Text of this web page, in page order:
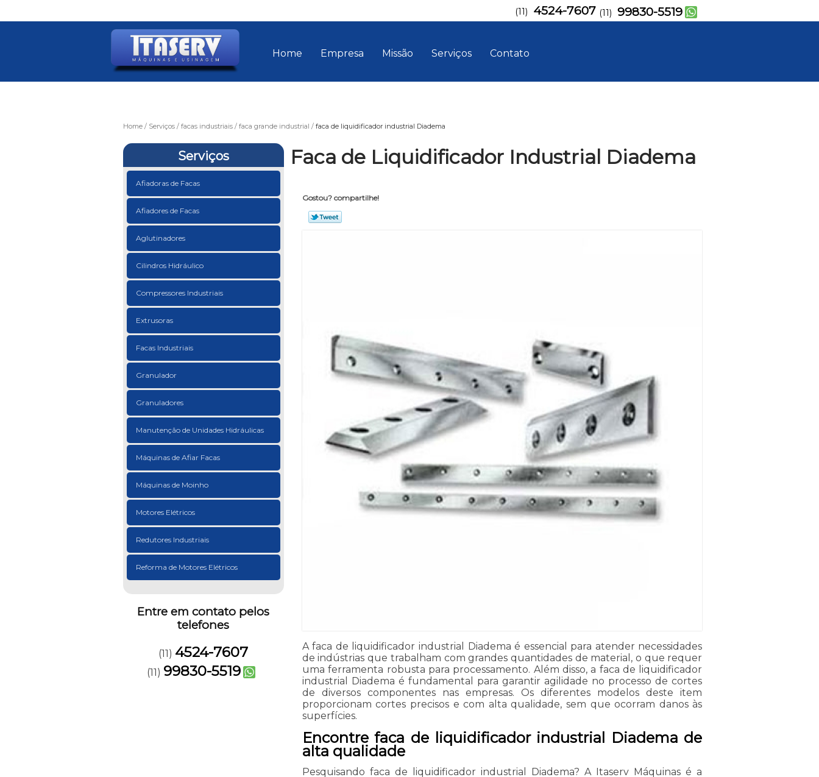
Home Empresa Missão Serviços Contato
(11) 4524-7607 (11) 99830-5519
Home Serviços facas industriais faca grande industrial faca de liquidificador industrial Diadema
Serviços
Afiadoras de Facas
Afiadores de Facas
Aglutinadores
Cilindros Hidráulico
Compressores Industriais
Extrusoras
Facas Industriais
Granulador
Granuladores
Manutenção de Unidades Hidráulicas
Máquinas de Afiar Facas
Máquinas de Moinho
Motores Elétricos
Redutores Industriais
Reforma de Motores Elétricos
Entre em contato pelos
telefones
(11) 4524-7607
(11) 99830-5519
Faca de Liquidificador Industrial Diadema
Gostou? compartilhe!
A faca de liquidificador industrial Diadema é essencial para atender necessidades
de indústrias que trabalham com grandes quantidades de material, o que requer
uma ferramenta robusta para processamento. Além disso, a faca de liquidificador
industrial Diadema é fundamental para garantir agilidade no processo de cortes
de diversos componentes nas empresas. Os diferentes modelos deste item
proporcionam cortes precisos e com alta qualidade, sem que ocorram danos às
superfícies.
Encontre faca de liquidificador industrial Diadema de
alta qualidade
Pesquisando faca de liquidificador industrial Diadema? A Itaserv Máquinas é a